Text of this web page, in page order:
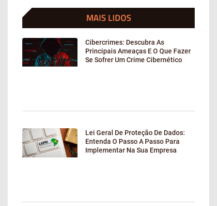
MAIS LIDOS
Cibercrimes: Descubra As
Principais Ameaças E O Que Fazer
Se Sofrer Um Crime Cibernético
Lei Geral De Proteção De Dados:
Entenda O Passo A Passo Para
Implementar Na Sua Empresa